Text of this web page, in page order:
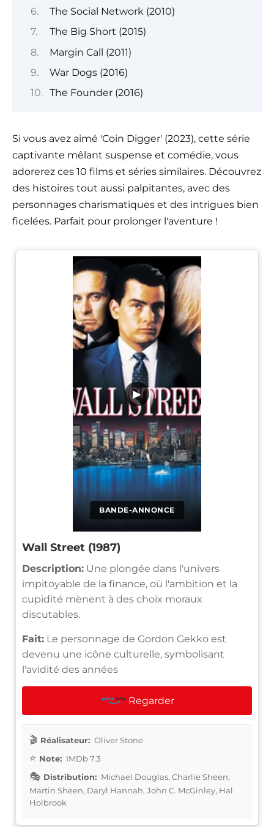
The Social Network (2010)
The Big Short (2015)
Margin Call (2011)
War Dogs (2016)
The Founder (2016)
Si vous avez aimé 'Coin Digger' (2023), cette série
captivante mêlant suspense et comédie, vous
adorerez ces 10 films et séries similaires. Découvrez
des histoires tout aussi palpitantes, avec des
personnages charismatiques et des intrigues bien
ficelées. Parfait pour prolonger l'aventure !
BANDE-ANNONCE
▶
Wall Street (1987)
Description: Une plongée dans l'univers
impitoyable de la finance, où l'ambition et la
cupidité mènent à des choix moraux
discutables.
Fait: Le personnage de Gordon Gekko est
devenu une icône culturelle, symbolisant
l'avidité des années
Regarder
Réalisateur: Oliver Stone
Note: IMDb 7.3
Distribution: Michael Douglas, Charlie Sheen,
Martin Sheen, Daryl Hannah, John C. McGinley, Hal
Holbrook